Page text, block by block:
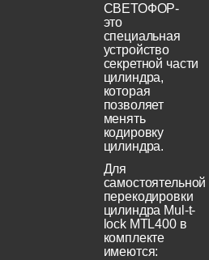
СВЕТОФОР-
это
специальная
устройство
секретной части
цилиндра,
которая
позволяет
менять
кодировку
цилиндра.
Для
самостоятельной
перекодировки
цилиндра Mul-t-
lock MTL400 в
комплекте
имеются: